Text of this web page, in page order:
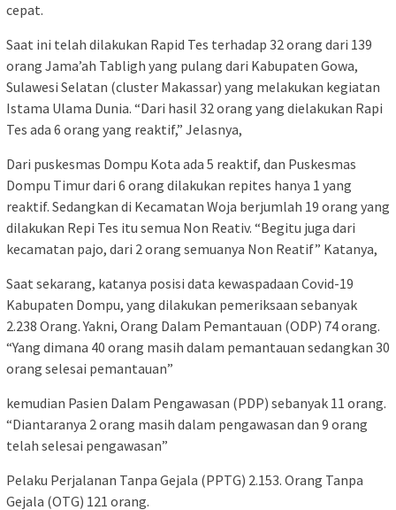
cepat.
Saat ini telah dilakukan Rapid Tes terhadap 32 orang dari 139
orang Jama’ah Tabligh yang pulang dari Kabupaten Gowa,
Sulawesi Selatan (cluster Makassar) yang melakukan kegiatan
Istama Ulama Dunia. “Dari hasil 32 orang yang dielakukan Rapi
Tes ada 6 orang yang reaktif,” Jelasnya,
Dari puskesmas Dompu Kota ada 5 reaktif, dan Puskesmas
Dompu Timur dari 6 orang dilakukan repites hanya 1 yang
reaktif. Sedangkan di Kecamatan Woja berjumlah 19 orang yang
dilakukan Repi Tes itu semua Non Reativ. “Begitu juga dari
kecamatan pajo, dari 2 orang semuanya Non Reatif” Katanya,
Saat sekarang, katanya posisi data kewaspadaan Covid-19
Kabupaten Dompu, yang dilakukan pemeriksaan sebanyak
2.238 Orang. Yakni, Orang Dalam Pemantauan (ODP) 74 orang.
“Yang dimana 40 orang masih dalam pemantauan sedangkan 30
orang selesai pemantauan”
kemudian Pasien Dalam Pengawasan (PDP) sebanyak 11 orang.
“Diantaranya 2 orang masih dalam pengawasan dan 9 orang
telah selesai pengawasan”
Pelaku Perjalanan Tanpa Gejala (PPTG) 2.153. Orang Tanpa
Gejala (OTG) 121 orang.